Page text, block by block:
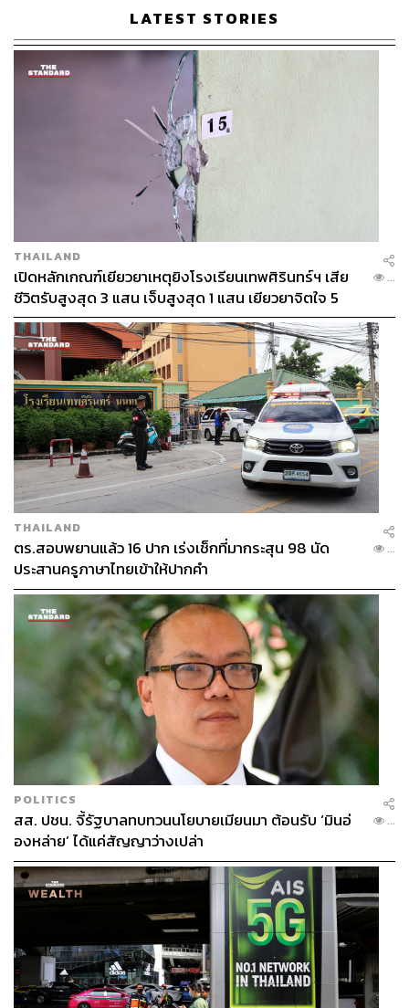
สำหรับบรรยากาศการประชุมในวันนี้ มีประชาชนที่ให้ความ
สนใจเข้าร่วมสังเกตการณ์ รวมทั้งเจ้าหน้าที่รัฐที่ทางพรรค
อนาคตใหม่ได้จัดที่นั่งไว้ให้สังเกตการณ์ มีตำรวจจาก
สภ.คลองหลวง มาทำหน้าที่อำนวยความสะดวกและรักษา
ความปลอดภัยโดยรอบบริเวณสถานที่
TAGS: ไกลก้อง ไวทยาการ
ธนาธร จึงรุ่งเรืองกิจ
สุนทร บุญยอด
พรรคอนาคตใหม่
เยาวลักษณ์ ภักดีประภา
กุลธิดา รุ่งเรืองเกียรติ
ชัน ภักดีศรี
ชำนาญ จันทร์เรือง
เจนวิทย์ ไกรสินธุ์
ปิยบุตร แสงกนกกุล
จารุวรรณ ศรัณย์เกตุ
วิภาพรรณ วงษ์สว่าง
นิรามาน สุไลมาน
ประชาธิปไตย
พรรณิการ์ วานิช
การเลือกตั้ง
สุรชัย ศรีสารคาม
เคท ครั้งพิบูลย์
รณวิต หล่อเลิศสุนทร
พงศกร รอดชมภู
นิติพัฒน์ แต้มไพโรจน์
การจัดตั้งพรรคการเมือง
100
ABOUT THE AUTHOR
ธนกร วงษ์ปัญญา
บรรณาธิการข่าวในประเทศ กอง
บรรณาธิการข่าว THE STANDARD
ABOUT THE PHOTOGRAPHER
ฐานิส สุดโต
บรรณาธิการภาพ ประจำสำนักข่าว THE
LATEST STORIES
THAILAND
เปิดหลักเกณฑ์เยียวยาเหตุยิงโรงเรียนเทพศิรินทร์ฯ เสีย
ชีวิตรับสูงสุด 3 แสน เจ็บสูงสุด 1 แสน เยียวยาจิตใจ 5
ระดับ
...
THAILAND
ตร.สอบพยานแล้ว 16 ปาก เร่งเช็กที่มากระสุน 98 นัด
ประสานครูภาษาไทยเข้าให้ปากคำ
...
POLITICS
สส. ปชน. จี้รัฐบาลทบทวนนโยบายเมียนมา ต้อนรับ ‘มินอ่
องหล่าย’ ได้แค่สัญญาว่างเปล่า
...